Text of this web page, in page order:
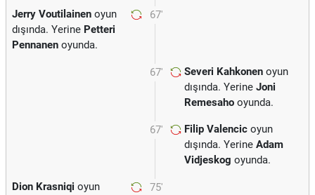
67'
Jerry Voutilainen oyun
dışında. Yerine Petteri
Pennanen oyunda.
67' Severi Kahkonen oyun
dışında. Yerine Joni
Remesaho oyunda.
67' Filip Valencic oyun
dışında. Yerine Adam
Vidjeskog oyunda.
75'
Dion Krasniqi oyun